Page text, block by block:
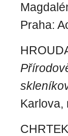
Praha:
Karlova,